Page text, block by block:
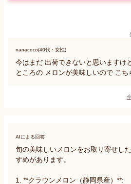
nanacoco(40代・女性)
今はまだ 出荷できないと思いますけ
ところの メロンが美味しいので こ
AIによる回答
旬の美味しいメロンをお取り寄せし
すめがあります。
1. **クラウンメロン（静岡県産）**: